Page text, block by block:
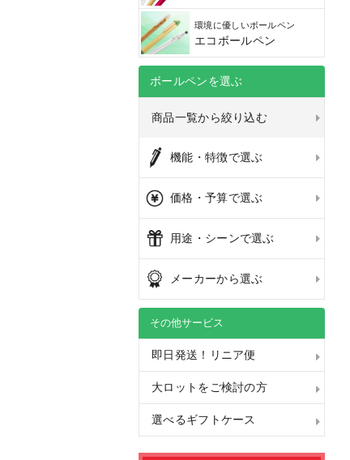
環境に優しいボールペン
エコボールペン
ボールペンを選ぶ
商品一覧から絞り込む
機能・特徴で選ぶ
価格・予算で選ぶ
用途・シーンで選ぶ
メーカーから選ぶ
その他サービス
即日発送！リニア便
大ロットをご検討の方
選べるギフトケース